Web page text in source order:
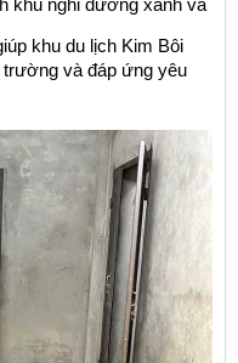
khu nghỉ dưỡng xanh và
khu du lịch Kim Bôi
trường và đáp ứng yêu